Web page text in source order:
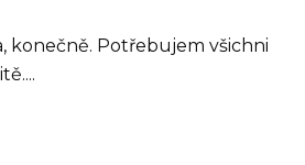
konečně. Potřebujem všichni